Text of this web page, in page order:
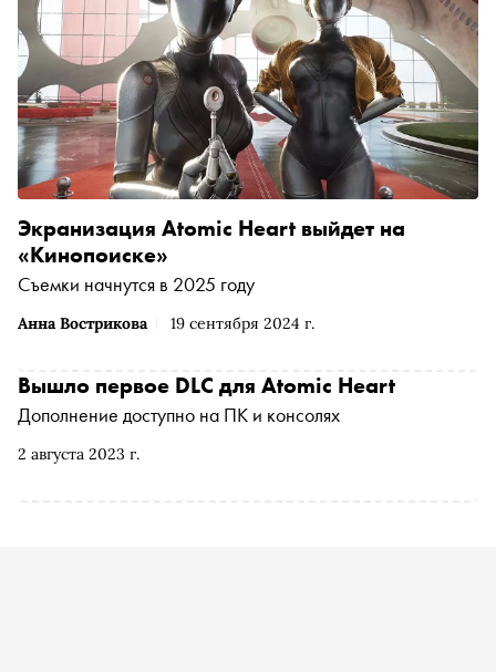
Анна Вострикова 19 сентября 2024 г.
Экранизация Atomic Heart выйдет на
«Кинопоиске»
Съемки начнутся в 2025 году
2 августа 2023 г.
Вышло первое DLC для Atomic Heart
Дополнение доступно на ПК и консолях